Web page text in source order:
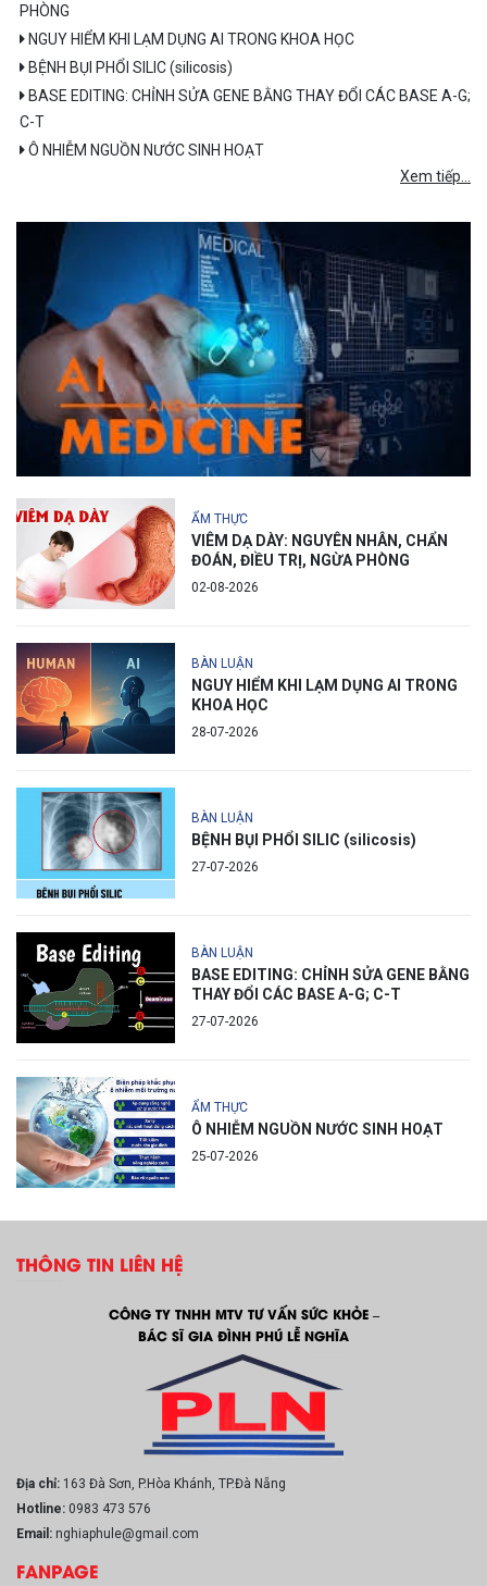
PHÒNG
NGUY HIỂM KHI LẠM DỤNG AI TRONG KHOA HỌC
BỆNH BỤI PHỔI SILIC (silicosis)
BASE EDITING: CHỈNH SỬA GENE BẰNG THAY ĐỔI CÁC BASE A-G;
C-T
Ô NHIỄM NGUỒN NƯỚC SINH HOẠT
Xem tiếp...
ẨM THỰC
VIÊM DẠ DÀY: NGUYÊN NHÂN, CHẨN
ĐOÁN, ĐIỀU TRỊ, NGỪA PHÒNG
02-08-2026
BÀN LUẬN
NGUY HIỂM KHI LẠM DỤNG AI TRONG
KHOA HỌC
28-07-2026
BÀN LUẬN
BỆNH BỤI PHỔI SILIC (silicosis)
27-07-2026
BÀN LUẬN
BASE EDITING: CHỈNH SỬA GENE BẰNG
THAY ĐỔI CÁC BASE A-G; C-T
27-07-2026
ẨM THỰC
Ô NHIỄM NGUỒN NƯỚC SINH HOẠT
25-07-2026
THÔNG TIN LIÊN HỆ
CÔNG TY TNHH MTV TƯ VẤN SỨC KHỎE –
BÁC SĨ GIA ĐÌNH PHÚ LỄ NGHĨA
Địa chỉ: 163 Đà Sơn, P.Hòa Khánh, TP.Đà Nẵng
Hotline: 0983 473 576
Email: nghiaphule@gmail.com
FANPAGE